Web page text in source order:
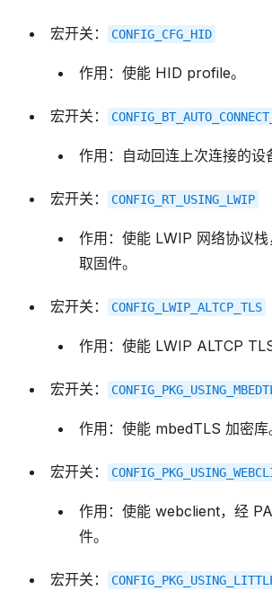
宏开关： CONFIG_CFG_HID
作用：使能 HID profile。
宏开关：
作用：自动回连上次连接的设
宏开关： CONFIG_RT_USING_LWIP
作用：使能 LWIP 网络协议
取固件。
宏开关： CONFIG_LWIP_ALTCP_TLS
作用：使能 LWIP ALTCP TLS
宏开关：
作用：使能 mbedTLS 加密库
宏开关：
作用：使能 webclient，经
件。
宏开关：